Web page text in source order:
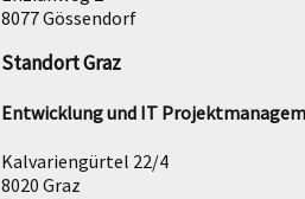
8077 Gössendorf
Standort Graz
Entwicklung und IT
Kalvariengürtel 22/4
8020 Graz